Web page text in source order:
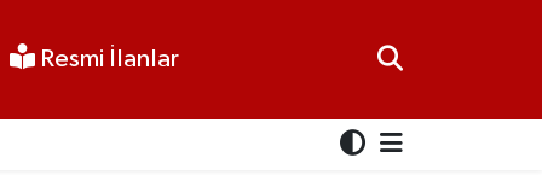
Resmi İlanlar